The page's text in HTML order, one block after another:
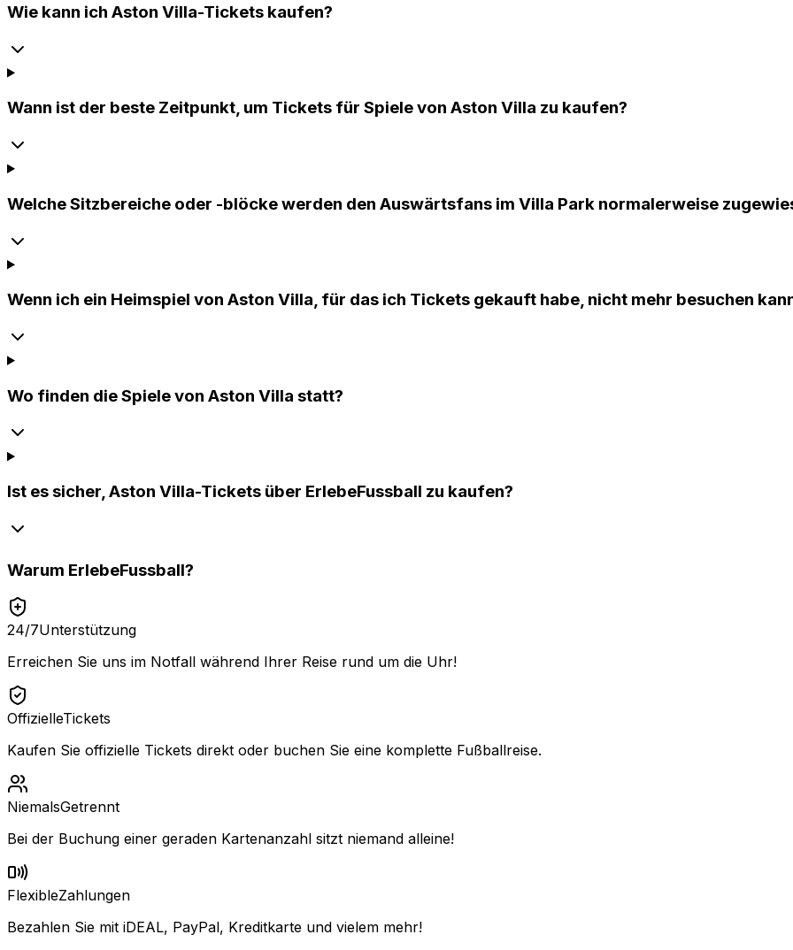
Wie kann ich Aston Villa-Tickets kaufen?
Wann ist der beste Zeitpunkt, um Tickets für Spiele von Aston Villa zu kaufen?
Welche Sitzbereiche oder -blöcke werden den Auswärtsfans im Villa Park normalerweise
Wenn ich ein Heimspiel von Aston Villa, für das ich Tickets gekauft habe, nicht mehr besuchen
Wo finden die Spiele von Aston Villa statt?
Ist es sicher, Aston Villa-Tickets über ErlebeFussball zu kaufen?
Warum ErlebeFussball?
24/7Unterstützung
Erreichen Sie uns im Notfall während Ihrer Reise rund um die Uhr!
OffizielleTickets
Kaufen Sie offizielle Tickets direkt oder buchen Sie eine komplette Fußballreise.
NiemalsGetrennt
Bei der Buchung einer geraden Kartenanzahl sitzt niemand alleine!
FlexibleZahlungen
Bezahlen Sie mit iDEAL, PayPal, Kreditkarte und vielem mehr!